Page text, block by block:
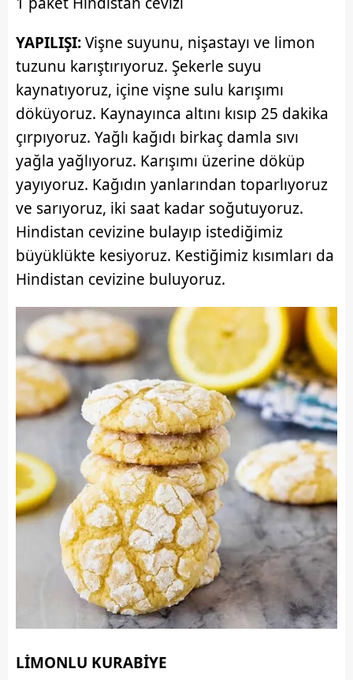
YAPILIŞI:Vişne suyunu, nişastayı ve limon
tuzunu karıştırıyoruz. Şekerle suyu
kaynatıyoruz, içine vişne sulu karışımı
döküyoruz. Kaynayınca altını kısıp 25 dakika
çırpıyoruz. Yağlı kağıdı birkaç damla sıvı
yağla yağlıyoruz. Karışımı üzerine döküp
yayıyoruz. Kağıdın yanlarından toparlıyoruz
ve sarıyoruz, iki saat kadar soğutuyoruz.
Hindistan cevizine bulayıp istediğimiz
büyüklükte kesiyoruz. Kestiğimiz kısımları da
Hindistan cevizine buluyoruz.
LİMONLU KURABİYE